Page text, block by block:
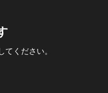
ください。